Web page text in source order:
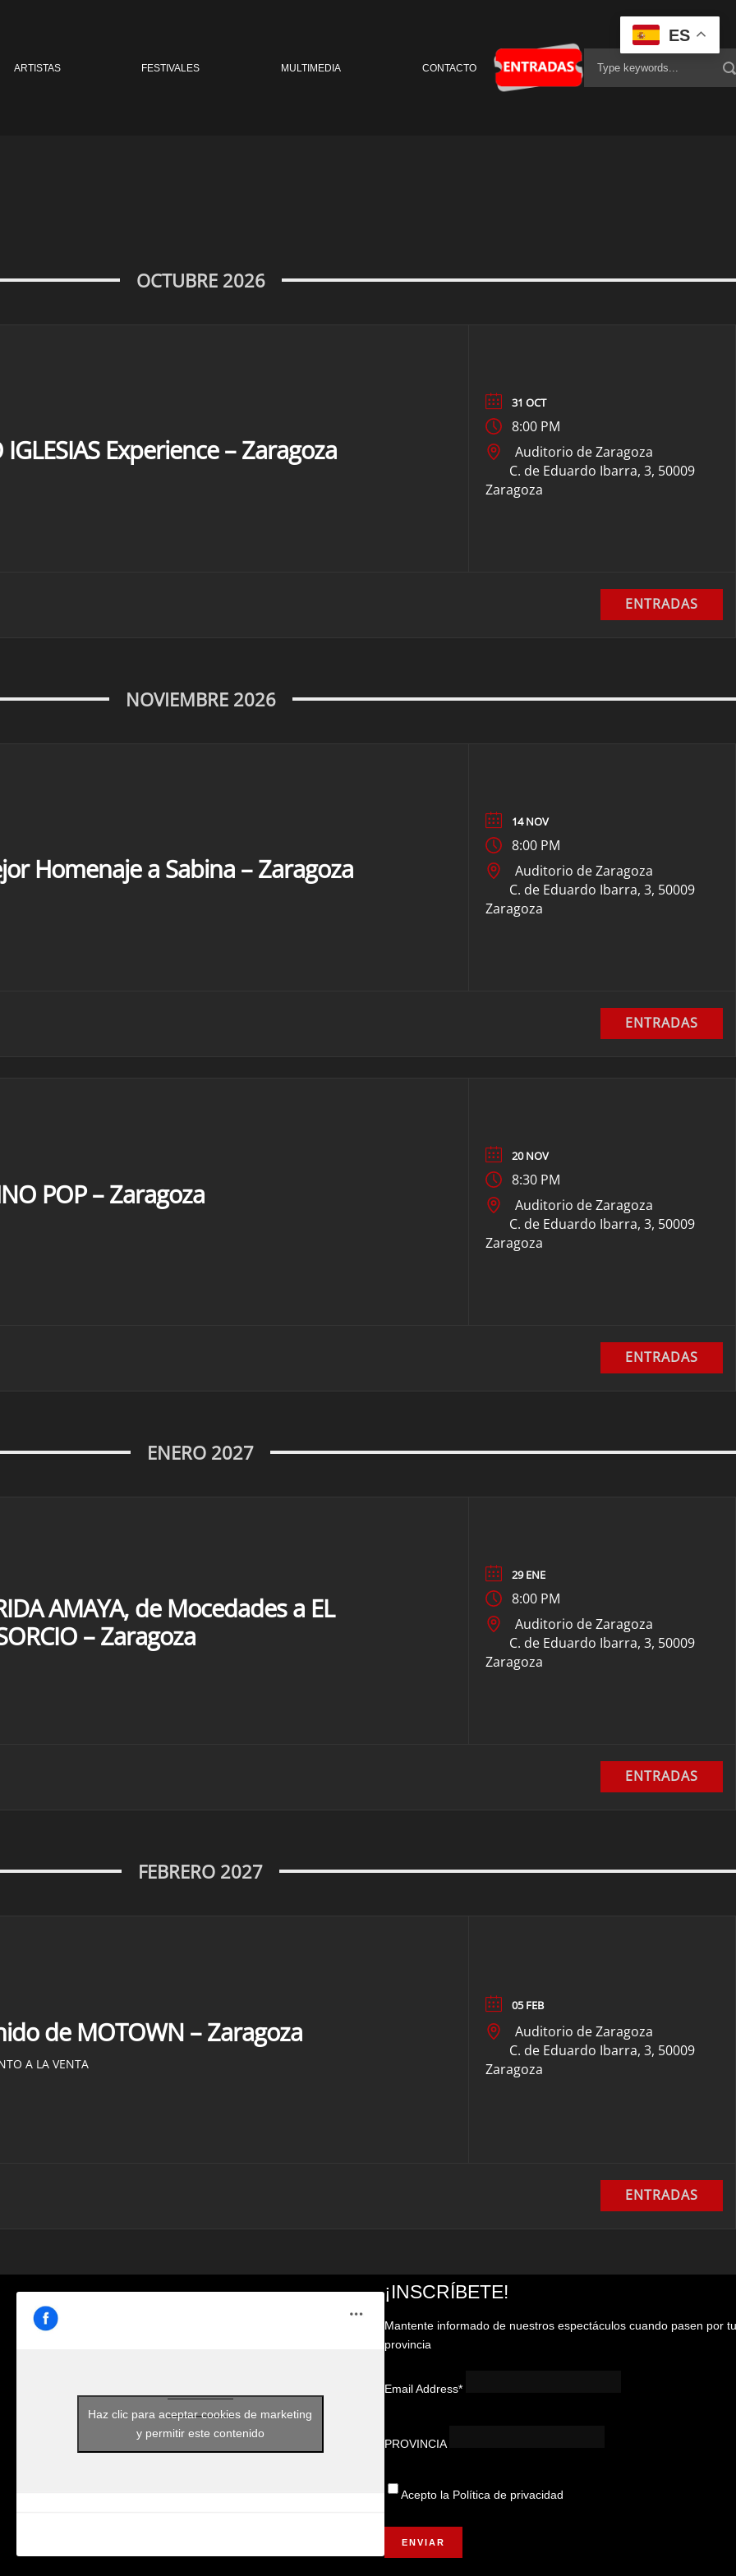
ARTISTAS FESTIVALES MULTIMEDIA CONTACTO
OCTUBRE 2026
IGLESIAS Experience – Zaragoza
31 OCT
8:00 PM
Auditorio de Zaragoza
C. de Eduardo Ibarra, 3, 50009
Zaragoza
ENTRADAS
NOVIEMBRE 2026
Homenaje a Sabina – Zaragoza
14 NOV
8:00 PM
Auditorio de Zaragoza
C. de Eduardo Ibarra, 3, 50009
Zaragoza
ENTRADAS
POP – Zaragoza
20 NOV
8:30 PM
Auditorio de Zaragoza
C. de Eduardo Ibarra, 3, 50009
Zaragoza
ENTRADAS
ENERO 2027
AMAYA, de Mocedades a EL
– Zaragoza
29 ENE
8:00 PM
Auditorio de Zaragoza
C. de Eduardo Ibarra, 3, 50009
Zaragoza
ENTRADAS
FEBRERO 2027
de MOTOWN – Zaragoza
A LA VENTA
05 FEB
Auditorio de Zaragoza
C. de Eduardo Ibarra, 3, 50009
Zaragoza
ENTRADAS
Haz clic para aceptar cookies de marketing
y permitir este contenido
¡INSCRÍBETE!
Mantente informado de nuestros espectáculos cuando pasen por tu
provincia
Email Address*
PROVINCIA
Acepto la Política de privacidad
ES